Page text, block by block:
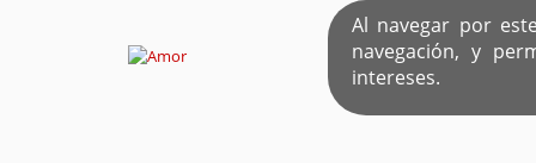
Al navegar por
navegación, y
intereses.EL ÚNICO